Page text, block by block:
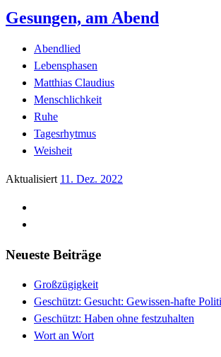
Gesungen, am Abend
Abendlied
Lebensphasen
Matthias Claudius
Menschlichkeit
Ruhe
Tagesrhytmus
Weisheit
Aktualisiert 11. Dez. 2022
Neueste Beiträge
Großzügigkeit
Geschützt: Gesucht: Gewissen-hafte
Geschützt: Haben ohne festzuhalten
Wort an Wort